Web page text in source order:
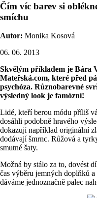
Čím víc barev si
smíchu
Autor: Monika Kosová
06. 06. 2013
Skvělým příkladem je Bára
Mateřská.com, které před
psychóza. Různobarevné
výsledný look je famózní!
Lidé, kteří berou módu příliš
dosáhli podobně hravého
dokazují například originální
dodávají šmrnc. Růžová a
smutné šaty.
Možná by stálo za to, dovést
čas výběru jemných doplňků
dáváme jednoznačně palec